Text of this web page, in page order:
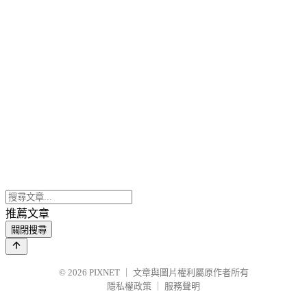
推薦文章
關閉搜尋
© 2026 PIXNET
文章與圖片權利屬原作者所有
隱私權政策
服務聲明